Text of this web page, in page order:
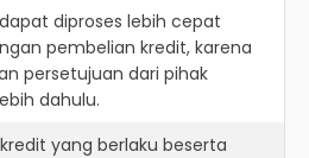
diproses lebih cepat
pembelian kredit, karena
persetujuan dari pihak
dahulu.
yang berlaku beserta